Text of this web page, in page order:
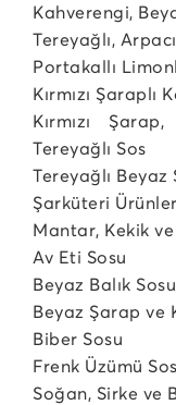
Kahverengi,
Tereyağlı,
Portakallı
Kırmızı Şaraplı
Kırmızı
Tereyağlı Sos
Tereyağlı Beyaz
Şarküteri
Mantar, Kekik ve
Av Eti Sosu
Beyaz Balık Sosu
Beyaz Şarap ve
Biber Sosu
Frenk Üzümü
Soğan, Sirke ve